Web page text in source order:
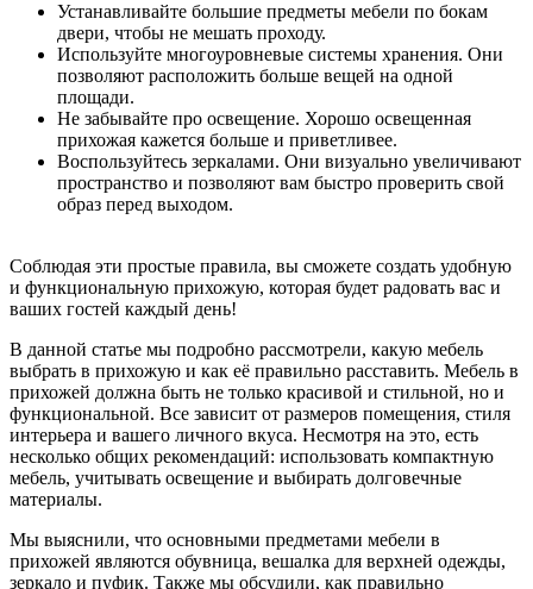
Устанавливайте большие предметы мебели по бокам
двери, чтобы не мешать проходу.
Используйте многоуровневые системы хранения. Они
позволяют расположить больше вещей на одной
площади.
Не забывайте про освещение. Хорошо освещенная
прихожая кажется больше и приветливее.
Воспользуйтесь зеркалами. Они визуально увеличивают
пространство и позволяют вам быстро проверить свой
образ перед выходом.
Соблюдая эти простые правила, вы сможете создать удобную
и функциональную прихожую, которая будет радовать вас и
ваших гостей каждый день!
В данной статье мы подробно рассмотрели, какую мебель
выбрать в прихожую и как её правильно расставить. Мебель в
прихожей должна быть не только красивой и стильной, но и
функциональной. Все зависит от размеров помещения, стиля
интерьера и вашего личного вкуса. Несмотря на это, есть
несколько общих рекомендаций: использовать компактную
мебель, учитывать освещение и выбирать долговечные
материалы.
Мы выяснили, что основными предметами мебели в
прихожей являются обувница, вешалка для верхней одежды,
зеркало и пуфик. Также мы обсудили, как правильно